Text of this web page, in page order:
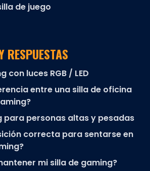
de juego
RESPUESTAS
con luces RGB / LED
entre una silla de oficina
para personas altas y pesadas
correcta para sentarse en
mi silla de gaming?